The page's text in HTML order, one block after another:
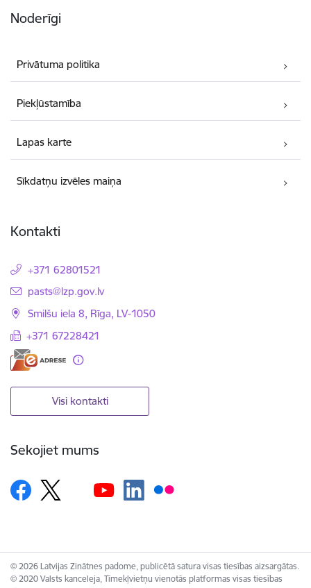
Noderīgi
Privātuma politika
Piekļūstamība
Lapas karte
Sīkdatņu izvēles maiņa
Kontakti
+371 62801521
E-pasts:
pasts@lzp.gov.lv
Smilšu iela 8, Rīga, LV-1050
+371 67228421
Visi kontakti
Sekojiet mums
© 2026 Latvijas Zinātnes padome, publicētā satura visas tiesības aizsargātas.
© 2020 Valsts kanceleja, Tīmekļvietņu vienotās platformas visas tiesības